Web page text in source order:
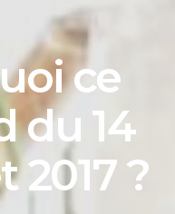
ce
du 14
2017 ?